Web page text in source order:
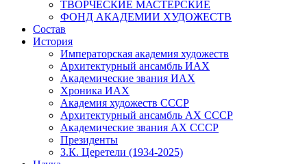
ТВОРЧЕСКИЕ МАСТЕРСКИЕ
ФОНД АКАДЕМИИ ХУДОЖЕСТВ
Состав
История
Императорская академия художеств
Архитектурный ансамбль ИАХ
Академические звания ИАХ
Хроника ИАХ
Академия художеств СССР
Архитектурный ансамбль АХ СССР
Академические звания АХ СССР
Президенты
З.К. Церетели (1934-2025)